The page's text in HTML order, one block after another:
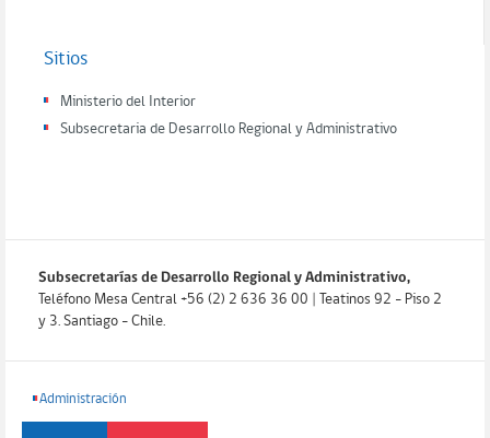
Sitios
Ministerio del Interior
Subsecretaria de Desarrollo Regional y Administrativo
Subsecretarías de Desarrollo Regional y Administrativo,
Teléfono Mesa Central +56 (2) 2 636 36 00 | Teatinos 92 - Piso 2
y 3. Santiago - Chile.
Administración